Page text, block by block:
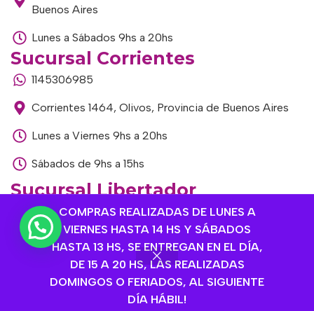
COMPRAS REALIZADAS DE LUNES A
VIERNES HASTA 14 HS Y SÁBADOS
HASTA 13 HS, SE ENTREGAN EN EL DÍA,
DE 15 A 20 HS, LAS REALIZADAS
DOMINGOS O FERIADOS, AL SIGUIENTE
DÍA HÁBIL!
Buenos Aires
Lunes a Sábados 9hs a 20hs
Sucursal Corrientes
1145306985
Corrientes 1464, Olivos, Provincia de Buenos Aires
Lunes a Viernes 9hs a 20hs
Sábados de 9hs a 15hs
Sucursal Libertador
1168893524
Av. del Libertador 1915, Vte. López, Provincia de
Lunes a Viernes de 9hs a 13hs / 16hs a 20hs